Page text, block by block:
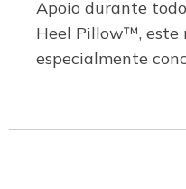
Apoio durante
Heel Pillow™, este
especialmente